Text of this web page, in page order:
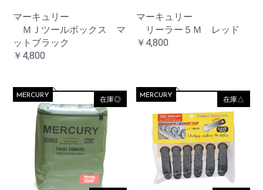
マーキュリー
ＭＪツールボックス マ
ットブラック
￥4,800
マーキュリー
リーラー５Ｍ レッド
￥4,800
在庫◎
MERCURY 在庫△
MERCURY